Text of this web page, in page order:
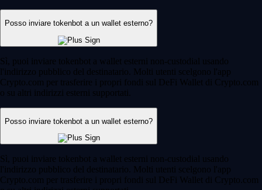
Posso inviare tokenbot a un wallet esterno?
Sì, puoi inviare tokenbot a wallet esterni non-custodial usando
l'indirizzo pubblico del destinatario. Molti utenti scelgono l'app
Crypto.com per trasferire i propri fondi sul DeFi Wallet di Crypto.com
o su altri indirizzi esterni supportati.
Posso inviare tokenbot a un wallet esterno?
Sì, puoi inviare tokenbot a wallet esterni non-custodial usando
l'indirizzo pubblico del destinatario. Molti utenti scelgono l'app
Crypto.com per trasferire i propri fondi sul DeFi Wallet di Crypto.com